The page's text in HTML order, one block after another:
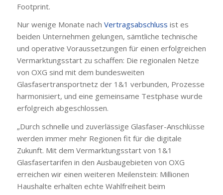
Footprint.
Nur wenige Monate nach Vertragsabschluss ist es
beiden Unternehmen gelungen, sämtliche technische
und operative Voraussetzungen für einen erfolgreichen
Vermarktungsstart zu schaffen: Die regionalen Netze
von OXG sind mit dem bundesweiten
Glasfasertransportnetz der 1&1 verbunden, Prozesse
harmonisiert, und eine gemeinsame Testphase wurde
erfolgreich abgeschlossen.
„Durch schnelle und zuverlässige Glasfaser-Anschlüsse
werden immer mehr Regionen fit für die digitale
Zukunft. Mit dem Vermarktungsstart von 1&1
Glasfasertarifen in den Ausbaugebieten von OXG
erreichen wir einen weiteren Meilenstein: Millionen
Haushalte erhalten echte Wahlfreiheit beim